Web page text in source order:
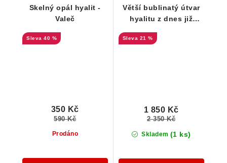
Skelný opál hyalit -
Valeč
40 %
Prodáno
350 Kč
590 Kč
Větší bublinatý útvar
hyalitu z dnes již
Valeč
21 %
Skladem (1 ks)
1 850 Kč
2 350 Kč